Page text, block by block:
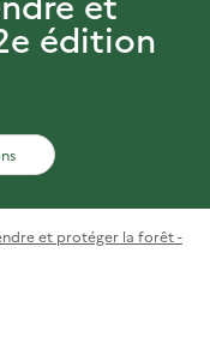
édition
et protéger la forêt -